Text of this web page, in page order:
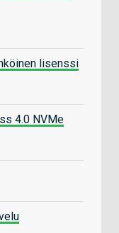
lisenssi
4.0 NVMe